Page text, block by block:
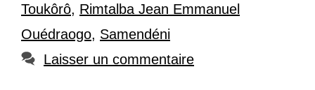
Toukôrô, Rimtalba Jean Emmanuel
Ouédraogo, Samendéni
Laisser un commentaire